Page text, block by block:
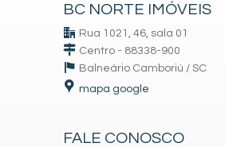
BC NORTE IMÓVEIS
Rua 1021, 46, sala 01
Centro - 88338-900
Balneário Camboriú / SC
mapa google
FALE CONOSCO